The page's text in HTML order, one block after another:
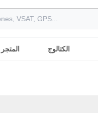
المتجر الكتالوج